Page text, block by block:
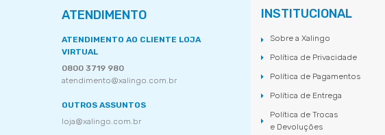
ATENDIMENTO
ATENDIMENTO AO CLIENTE LOJA
VIRTUAL
0800 3719 980
atendimento@xalingo.com.br
OUTROS ASSUNTOS
loja@xalingo.com.br
INSTITUCIONAL
Sobre a Xalingo
Política de Privacidade
Política de Pagamentos
Política de Entrega
Política de Trocas
e Devoluções